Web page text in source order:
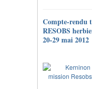
Compte-rendu
RESOBS
20-29 mai 2012